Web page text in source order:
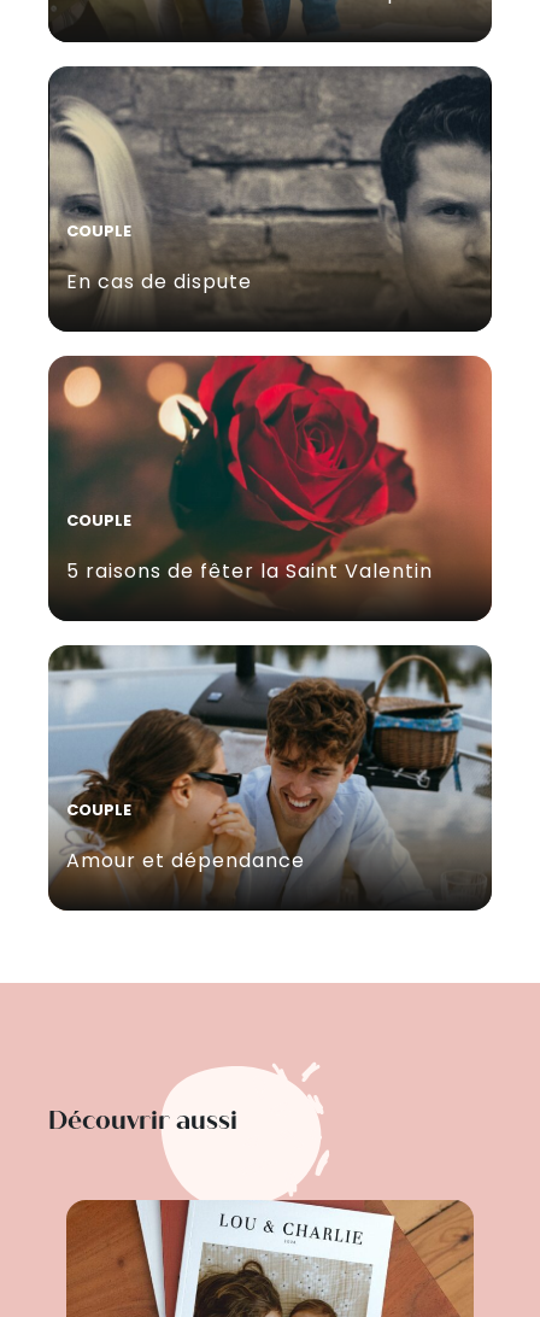
COUPLE
En cas de dispute
COUPLE
5 raisons de fêter la Saint Valentin
COUPLE
Amour et dépendance
Découvrir aussi